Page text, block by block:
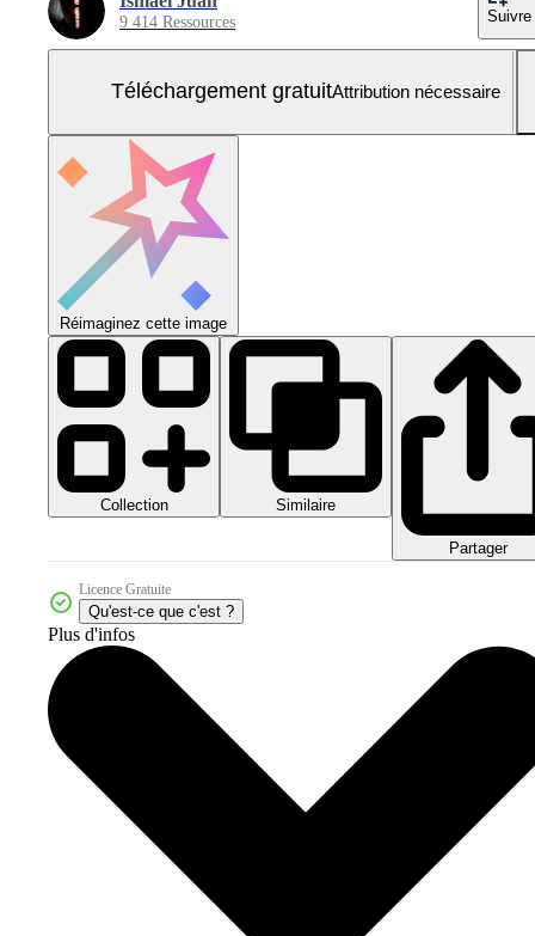
9 414 Ressources Suivre
Téléchargement gratuitAttribution nécessaire
Réimaginez cette image
Collection Similaire
Partager
Licence Gratuite
Qu'est-ce que c'est ?
Plus d'infos